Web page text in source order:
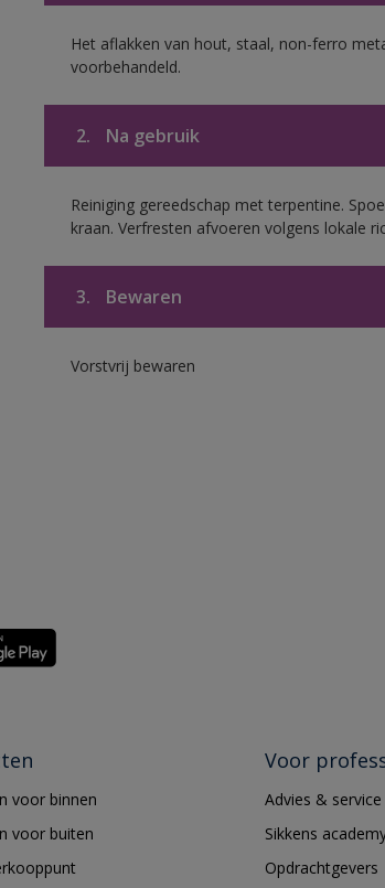
Het aflakken van hout, staal, non-ferro
voorbehandeld.
2. Na gebruik
Reiniging gereedschap met terpentine.
kraan. Verfresten afvoeren volgens lokale
3. Bewaren
Vorstvrij bewaren
voor binnen
voor buiten
Voor
Advies & service
Sikkens
Opdrachtgevers